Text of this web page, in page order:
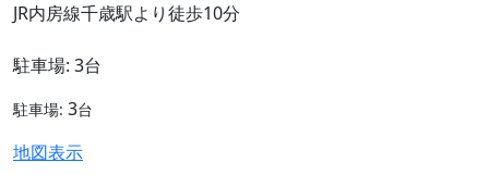
JR内房線千歳駅より徒歩10分
駐車場: 3台
駐車場: 3台
地図表示